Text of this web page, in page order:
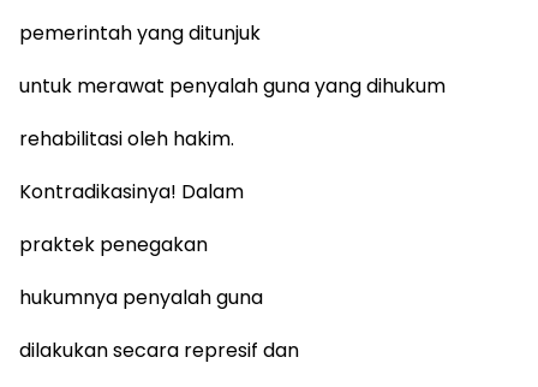
pemerintah yang ditunjuk
untuk merawat penyalah guna yang dihukum
rehabilitasi oleh hakim.
Kontradikasinya! Dalam
praktek penegakan
hukumnya penyalah guna
dilakukan secara represif dan